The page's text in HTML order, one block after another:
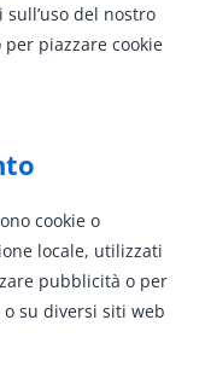
del nostro
piazzare cookie
cookie o
locale, utilizzati
pubblicità o per
su diversi siti web